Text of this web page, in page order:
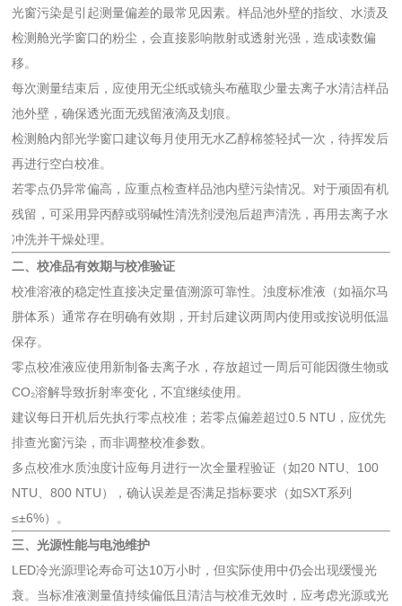
光窗污染是引起测量偏差的最常见因素。样品池外壁的指纹、水渍及
检测舱光学窗口的粉尘，会直接影响散射或透射光强，造成读数偏
移。
每次测量结束后，应使用无尘纸或镜头布蘸取少量去离子水清洁样品
池外壁，确保透光面无残留液滴及划痕。
检测舱内部光学窗口建议每月使用无水乙醇棉签轻拭一次，待挥发后
再进行空白校准。
若零点仍异常偏高，应重点检查样品池内壁污染情况。对于顽固有机
残留，可采用异丙醇或弱碱性清洗剂浸泡后超声清洗，再用去离子水
冲洗并干燥处理。
二、校准品有效期与校准验证
校准溶液的稳定性直接决定量值溯源可靠性。浊度标准液（如福尔马
肼体系）通常存在明确有效期，开封后建议两周内使用或按说明低温
保存。
零点校准液应使用新制备去离子水，存放超过一周后可能因微生物或
CO₂溶解导致折射率变化，不宜继续使用。
建议每日开机后先执行零点校准；若零点偏差超过0.5 NTU，应优先
排查光窗污染，而非调整校准参数。
多点校准水质浊度计应每月进行一次全量程验证（如20 NTU、100
NTU、800 NTU），确认误差是否满足指标要求（如SXT系列
≤±6%）。
三、光源性能与电池维护
LED冷光源理论寿命可达10万小时，但实际使用中仍会出现缓慢光
衰。当标准液测量值持续偏低且清洁与校准无效时，应考虑光源或光